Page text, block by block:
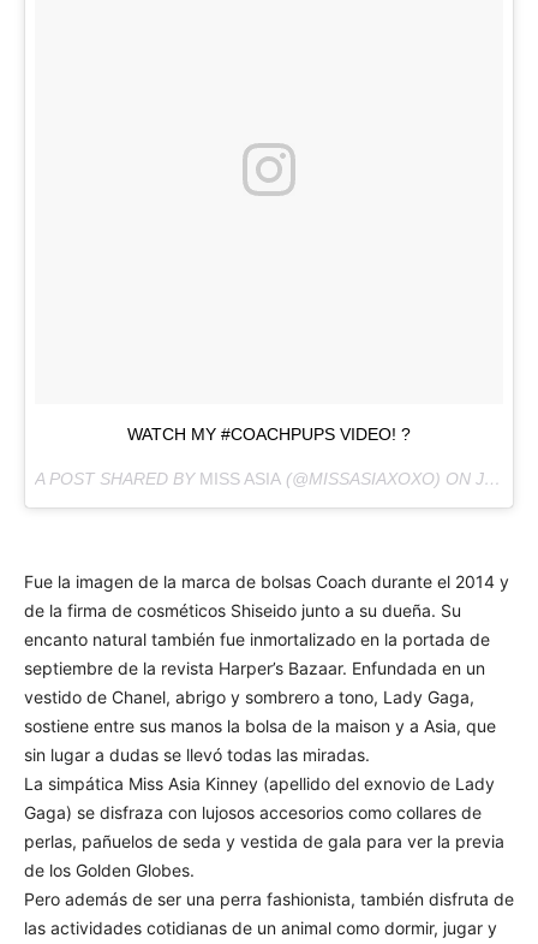
WATCH MY #COACHPUPS VIDEO! ?
A POST SHARED BY MISS ASIA (@MISSASIAXOXO) ON JUN 24, 2015 AT 3:08PM PDT
Fue la imagen de la marca de bolsas Coach durante el 2014 y
de la firma de cosméticos Shiseido junto a su dueña. Su
encanto natural también fue inmortalizado en la portada de
septiembre de la revista Harper’s Bazaar. Enfundada en un
vestido de Chanel, abrigo y sombrero a tono, Lady Gaga,
sostiene entre sus manos la bolsa de la maison y a Asia, que
sin lugar a dudas se llevó todas las miradas.
La simpática Miss Asia Kinney (apellido del exnovio de Lady
Gaga) se disfraza con lujosos accesorios como collares de
perlas, pañuelos de seda y vestida de gala para ver la previa
de los Golden Globes.
Pero además de ser una perra fashionista, también disfruta de
las actividades cotidianas de un animal como dormir, jugar y